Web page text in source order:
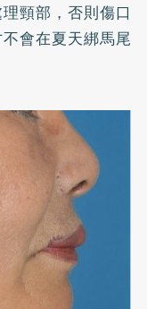
頸部，否則傷口
會在夏天綁馬尾